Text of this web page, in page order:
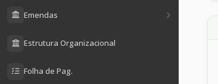
Emendas
Estrutura Organizacional
Folha de Pag.